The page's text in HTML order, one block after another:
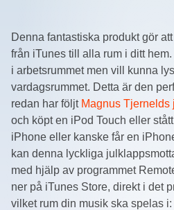
Denna fantastiska produkt gör
från iTunes till alla rum i ditt
i arbetsrummet men vill kunna
vardagsrummet. Detta är den
redan har följt Magnus Tjernelds
och köpt en iPod Touch eller
iPhone eller kanske får en
kan denna lyckliga
med hjälp av programmet
ner på iTunes Store, direkt i det
vilket rum din musik ska spelas i: